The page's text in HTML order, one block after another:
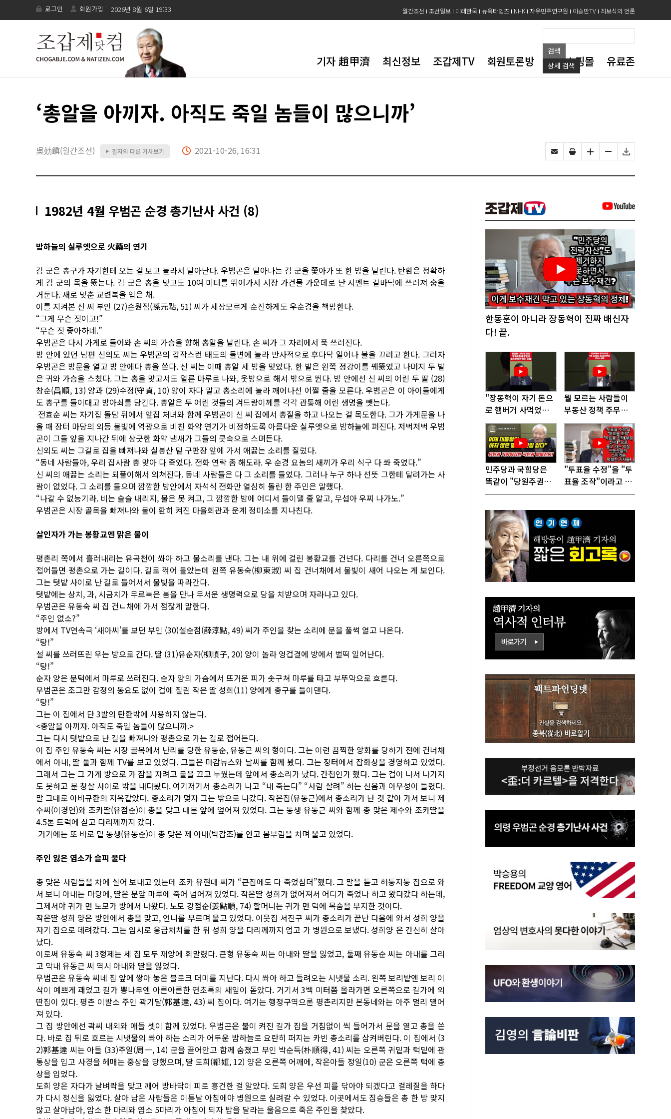
로그인 회원가입 2026년 8월 6일 19:33 월간조선 조선일보 미래한국 뉴욕타임즈 NHK 자유민주연구원 이승만TV 최보식의 언론
검색
상세 검색
기자 趙甲濟 최신정보 조갑제TV 회원토론방 도서쇼핑몰 유료존
‘총알을 아끼자. 아직도 죽일 놈들이 많으니까’
吳効鎭(월간조선) ▶ 필자의 다른 기사보기 2021-10-26, 16:31
1982년 4월 우범곤 순경 총기난사 사건 (8)
밤하늘의 실루엣으로 火藥의 연기
김 군은 총구가 자기한테 오는 걸 보고 놀라서 달아난다. 우범곤은 달아나는 김 군을 쫓아가 또 한 방을 날린다. 탄환은 정확하
게 김 군의 목을 뚫는다. 김 군은 총을 맞고도 10여 미터를 뛰어가서 시장 가건물 가운데로 난 시멘트 길바닥에 쓰러져 숨을
거둔다. 새로 맞춘 교련복을 입은 채.
이를 지켜본 신 씨 부인 (27)손원점(孫元點, 51) 씨가 세상모르게 순진하게도 우순경을 책망한다.
“그게 무슨 짓이고!”
“무슨 짓 좋아하네.”
우범곤은 다시 가게로 들어와 손 씨의 가슴을 향해 총알을 날린다. 손 씨가 그 자리에서 푹 쓰러진다.
방 안에 있던 남편 신의도 씨는 우범곤의 갑작스런 태도의 돌변에 놀라 반사적으로 후다닥 일어나 불을 끄려고 한다. 그러자
우범곤은 방문을 열고 방 안에다 총을 쏜다. 신 씨는 이때 총알 세 방을 맞았다. 한 발은 왼쪽 정강이를 꿰뚫었고 나머지 두 발
은 귀와 가슴을 스쳤다. 그는 총을 맞고서도 얼른 마루로 나와, 웃방으로 해서 밖으로 뛴다. 방 안에선 신 씨의 어린 두 딸 (28)
창순(昌順, 13) 양과 (29)수정(守貞, 10) 양이 자다 말고 총소리에 놀라 깨어나선 어쩔 줄을 모른다. 우범곤은 이 아이들에게
도 총구를 들이대고 방아쇠를 당긴다. 총알은 두 어린 것들의 겨드랑이께를 각각 관통해 어린 생명을 뺏는다.
전효순 씨는 자기집 돌담 뒤에서 앞집 처녀와 함께 우범곤이 신 씨 집에서 총질을 하고 나오는 걸 목도한다. 그가 가게문을 나
올 때 장터 마당의 외등 불빛에 역광으로 비친 화약 연기가 비정하도록 아름다운 실루엣으로 밤하늘에 퍼진다. 저벅저벅 우범
곤이 그들 앞을 지나간 뒤에 상긋한 화약 냄새가 그들의 콧속으로 스며든다.
신외도 씨는 그길로 집을 빠져나와 실봉산 밑 구판장 앞에 가서 애끓는 소리를 질렀다.
“동네 사람들아, 우리 집사람 총 맞아 다 죽었다. 전화 연락 좀 해도라. 우 순경 요놈의 새끼가 우리 식구 다 쏴 죽였다.”
신 씨의 애끓는 소리는 되풀이해서 외쳐진다. 동네 사람들은 다 그 소리를 들었다. 그러나 누구 하나 선뜻 그한테 달려가는 사
람이 없었다. 그 소리를 들으며 깜깜한 방안에서 자석식 전화만 열심히 돌린 한 주민은 말했다.
“나갈 수 없능기라. 비는 슬슬 내리지, 불은 못 켜고, 그 깜깜한 밤에 어디서 들이댈 줄 알고, 무섭아 우찌 나가노.”
우범곤은 시장 골목을 빠져나와 불이 환히 켜진 마을회관과 운계 정미소를 지나친다.
살인자가 가는 봉황교엔 맑은 물이
평촌리 쪽에서 흘러내리는 유곡천이 쏴아 하고 물소리를 낸다. 그는 내 위에 걸린 봉황교를 건넌다. 다리를 건너 오른쪽으로
접어들면 평촌으로 가는 길이다. 길로 꺾어 돌았는데 왼쪽 유동숙(柳東淑) 씨 집 건너채에서 불빛이 새어 나오는 게 보인다.
그는 텃밭 사이로 난 길로 들어서서 불빛을 따라간다.
텃밭에는 상치, 과, 시금치가 무르녹은 봄을 만나 무서운 생명력으로 당을 치받으며 자라나고 있다.
우범곤은 유동숙 씨 집 건ㄴ채에 가서 점잖게 말한다.
“주인 없소?”
방에서 TV연속극 ‘새아씨’를 보던 부인 (30)설순점(薛淳點, 49) 씨가 주인을 찾는 소리에 문을 풀썩 열고 나온다.
“탕!”
설 씨를 쓰러뜨린 우는 방으로 간다. 딸 (31)유순자(柳順子, 20) 양이 놀라 엉겁결에 방에서 벌떡 일어난다.
“탕!”
순자 양은 문턱에서 마루로 쓰러진다. 순자 양의 가슴에서 뜨거운 피가 솟구쳐 마루를 타고 부뚜막으로 흐른다.
우범곤은 조그만 감정의 동요도 없이 겁에 질린 작은 딸 성희(11) 양에게 총구를 들이댄다.
“탕!”
그는 이 집에서 단 3발의 탄환밖에 사용하지 않는다.
<총알을 아끼자. 아직도 죽일 놈들이 많으니까.>
그는 다시 텃밭으로 난 길을 빠져나와 평촌으로 가는 길로 접어든다.
이 집 주인 유동숙 씨는 시장 골목에서 난리를 당한 유동순, 유동근 씨의 형이다. 그는 이런 끔찍한 앙화를 당하기 전에 건너채
에서 아내, 딸 둘과 함께 TV를 보고 있었다. 그들은 마감뉴스와 날씨를 함께 봤다. 그는 장터에서 잡화상을 경영하고 있었다.
그래서 그는 그 가게 방으로 가 잠을 자려고 불을 끄고 누웠는데 앞에서 총소리가 났다. 간첩인가 했다. 그는 겁이 나서 나가지
도 못하고 문 창살 사이로 밖을 내다봤다. 여기저기서 총소리가 나고 “내 죽는다” “사람 살려” 하는 신음과 아우성이 들렸다.
말 그대로 아비규환의 지옥같았다. 총소리가 멎자 그는 밖으로 나갔다. 작은집(유동근)에서 총소리가 난 것 같아 가서 보니 제
수씨(이경연)와 조카딸(유점순)이 총을 맞고 대문 앞에 엎어져 있었다. 그는 동생 유동근 씨와 함께 총 맞은 제수와 조카딸을
4.5톤 트럭에 싣고 다리께까지 갔다.
거기에는 또 바로 밑 동생(유동순)이 총 맞은 제 아내(박갑조)를 안고 몸부림을 치며 울고 있었다.
주인 잃은 염소가 슬피 울다
총 맞은 사람들을 차에 실어 보내고 있는데 조카 유현대 씨가 “큰집에도 다 죽었심더”했다. 그 말을 듣고 허둥지둥 집으로 와
서 보니 아내는 마당에, 딸은 문앞 마루에 죽어 넘어져 있었다. 작은딸 성희가 없어져서 어디가 죽었나 하고 왔다갔다 하는데,
그제서야 귀가 먼 노모가 방에서 나왔다. 노모 강점순(姜點順, 74) 할머니는 귀가 먼 덕에 목숨을 부지한 것이다.
작은딸 성희 양은 방안에서 총을 맞고, 언니를 부르며 울고 있었다. 이웃집 서진구 씨가 총소리가 끝난 다음에 와서 성희 양을
자기 집으로 데려갔다. 그는 임시로 응급처치를 한 뒤 성희 양을 다리께까지 업고 가 병원으로 보냈다. 성희양 은 간신히 살아
났다.
이로써 유동숙 씨 3형제는 세 집 모두 재앙에 휘말렸다. 큰형 유동숙 씨는 아내와 딸을 잃었고, 둘째 유동순 씨는 아내를 그리
고 막내 유동근 씨 역시 아내와 딸을 잃었다.
우범곤은 유동숙 씨네 집 앞에 쌓아 놓은 블로크 더미를 지난다. 다시 쏴아 하고 들려오는 시냇물 소리. 왼쪽 보리밭엔 보리 이
삭이 예쁘게 괘었고 길가 뽕나무엔 아른아른한 연초록의 새잎이 돋았다. 거기서 3백 미터쯤 올라가면 오른쪽으로 길가에 외
딴집이 있다. 평촌 이발소 주인 곽기달(郭基達, 43) 씨 집이다. 여기는 행정구역으론 평촌리지만 본동네와는 아주 멀리 떨어
져 있다.
그 집 방안에선 곽씨 내외와 애들 셋이 함께 있었다. 우범곤은 불이 켜진 길가 집을 거침없이 씩 들어가서 문을 열고 총을 쏜
다. 바로 집 뒤로 흐르는 시냇물의 쏴아 하는 소리가 어두운 밤하늘로 요란히 퍼지는 카빈 총소리를 삼켜버린다. 이 집에서 (3
2)郭基達 씨는 아들 (33)주일(周一, 14) 군을 끌어안고 함께 숨졌고 부인 박순득(朴順得, 41) 씨는 오른쪽 귀밑과 턱밑에 관
통상을 입고 사경을 헤매는 중상을 당했으며, 딸 도희(都姬, 12) 양은 오른쪽 어깨에, 작은아들 정일(10) 군은 오른쪽 턱에 총
상을 입었다.
도희 양은 자다가 날벼락을 맞고 깨어 방바닥이 피로 흥건한 걸 알았다. 도희 양은 우선 피를 닦아야 되겠다고 걸레질을 하다
가 다시 정신을 잃었다. 살아 남은 사람들은 이튿날 아침에야 병원으로 실려갈 수 있었다. 이곳에서도 짐승들은 총 한 방 맞지
않고 살아남아, 암소 한 마리와 염소 5마리가 아침이 되자 밥을 달라는 울음으로 죽은 주인을 찾았다.
한동훈이 아니라 장동혁이 진짜 배신자
다! 끝.
"장동혁이 자기 돈으
로 햄버거 사먹었다
고? 너무 없어 보인
다"
뭘 모르는 사람들이
부동산 정책 주무르
다가 여기까지 왔다!
민주당과 국힘당은
똑같이 "당원주권정
당"으로 전락했다!
"투표율 수정"을 "투
표율 조작"이라고 선
동하는 참 나쁜 사람